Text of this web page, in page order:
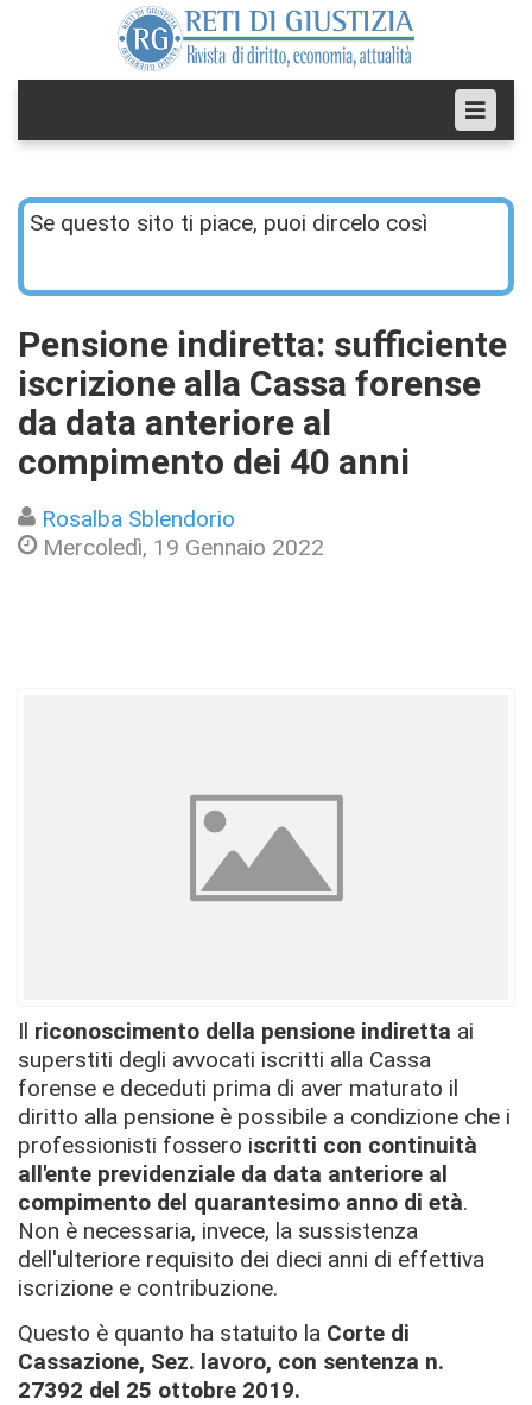
Se questo sito ti piace, puoi dircelo così
Pensione indiretta: sufficiente
iscrizione alla Cassa forense
da data anteriore al
compimento dei 40 anni
Rosalba Sblendorio
Mercoledì, 19 Gennaio 2022
Il riconoscimento della pensione indiretta ai
superstiti degli avvocati iscritti alla Cassa
forense e deceduti prima di aver maturato il
diritto alla pensione è possibile a condizione che i
professionisti fossero iscritti con continuità
all'ente previdenziale da data anteriore al
compimento del quarantesimo anno di età.
Non è necessaria, invece, la sussistenza
dell'ulteriore requisito dei dieci anni di effettiva
iscrizione e contribuzione.
Questo è quanto ha statuito la Corte di
Cassazione, Sez. lavoro, con sentenza n.
27392 del 25 ottobre 2019.